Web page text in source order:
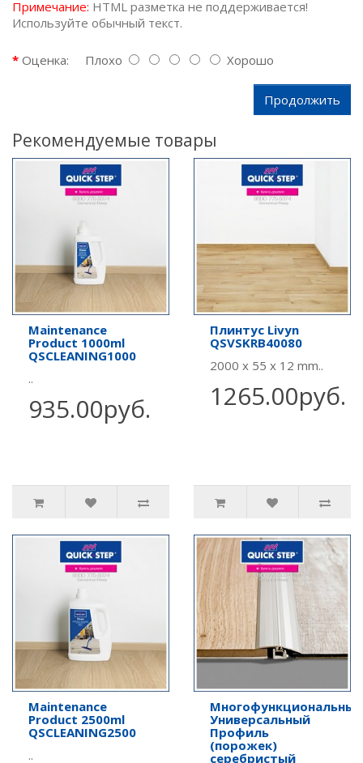
Примечание: HTML разметка не поддерживается!
Используйте обычный текст.
Оценка: Плохо Хорошо
Продолжить
Рекомендуемые товары
Maintenance
Product 1000ml
QSCLEANING1000
..
935.00руб.
Плинтус Livyn
QSVSKRB40080
2000 x 55 x 12 mm..
1265.00руб.
Maintenance
Product 2500ml
QSCLEANING2500
..
Многофункциональный
Универсальный
Профиль
(порожек)
серебристый